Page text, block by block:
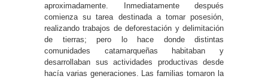
aproximadamente. Inmediatamente después
comienza su tarea destinada a tomar posesión,
realizando trabajos de deforestación y delimitación
de tierras; pero lo hace donde distintas
comunidades catamarqueñas habitaban y
desarrollaban sus actividades productivas desde
hacía varias generaciones. Las familias tomaron la